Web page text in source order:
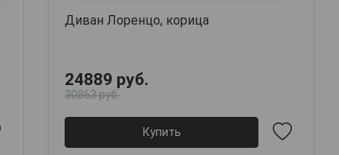
Диван Лоренцо, корица
24889 руб.
30863 руб.
Купить